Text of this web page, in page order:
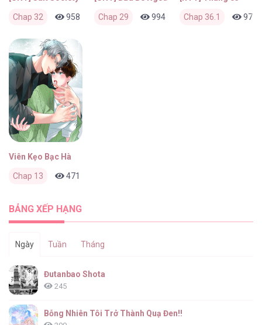
Chap 32 958 0 1 tuần trước
Chap 29 994 0 2 tuần trước
Chap 36.1 976
Viên Kẹo Bạc Hà
Chap 13 471
BẢNG XẾP HẠNG
Ngày Tuần Tháng
Đutanbao Shota
245
Bỗng Nhiên Tôi Trở Thành Quạ Đen!!